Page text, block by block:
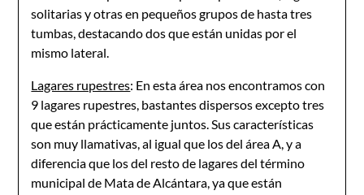
solitarias y otras en pequeños grupos de hasta tres
tumbas, destacando dos que están unidas por el
mismo lateral.
Lagares rupestres: En esta área nos encontramos con
9 lagares rupestres, bastantes dispersos excepto tres
que están prácticamente juntos. Sus características
son muy llamativas, al igual que los del área A, y a
diferencia que los del resto de lagares del término
municipal de Mata de Alcántara, ya que están